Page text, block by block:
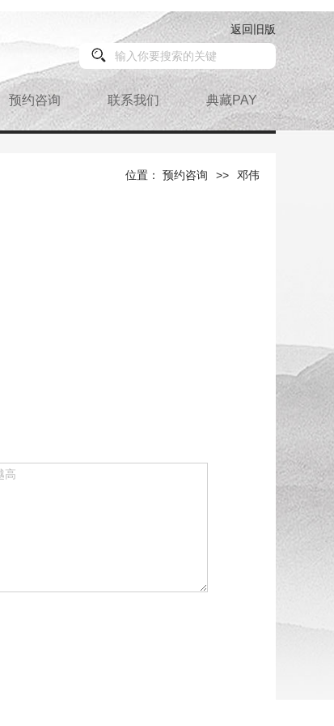
返回旧版
预约咨询 联系我们 典藏PAY
位置： 预约咨询 >> 邓伟